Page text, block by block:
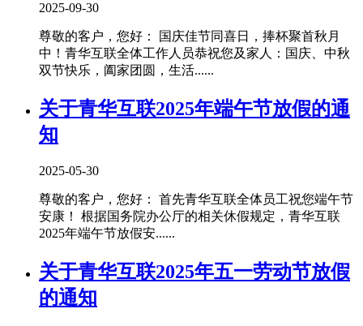
2025-09-30
尊敬的客户，您好： 国庆佳节同喜日，捧杯聚首秋月
中！青华互联全体工作人员恭祝您及家人：国庆、中秋
双节快乐，阖家团圆，生活......
关于青华互联2025年端午节放假的通
知
2025-05-30
尊敬的客户，您好： 首先青华互联全体员工祝您端午节
安康！ 根据国务院办公厅的相关休假规定，青华互联
2025年端午节放假安......
关于青华互联2025年五一劳动节放假
的通知